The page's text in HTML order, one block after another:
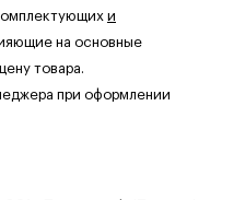
и
на основные
товара.
при оформлении